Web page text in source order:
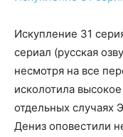
Искупление 31
сериал (русская
несмотря на все
исколотила
отдельных случаях
Дениз оповестили